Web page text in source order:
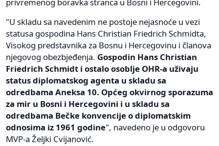
"U skladu sa navedenim ne postoje nejasnoće u vezi
statusa gospodina Hans Christian Friedrich Schmidta,
Visokog predstavnika za Bosnu i Hercegovinu i članova
njegovog obezbjeđenja. Gospodin Hans Christian
Friedrich Schmidt i ostalo osoblje OHR-a uživaju
status diplomatskog agenta u skladu sa
odredbama Aneksa 10. Općeg okvirnog sporazuma
za mir u Bosni i Hercegovini i u skladu sa
odredbama Bečke konvencije o diplomatskim
odnosima iz 1961 godine", navedeno je u odgovoru
MVP-a Željki Cvijanović.